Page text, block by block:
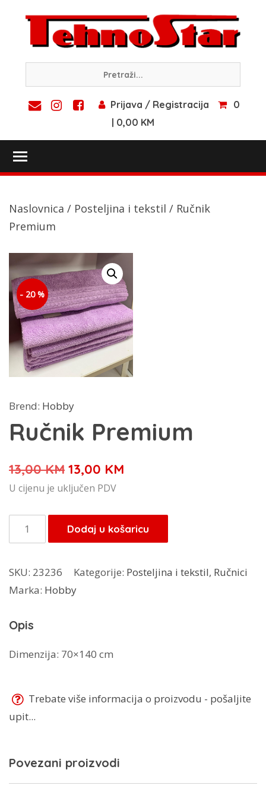
content
Prijava / Registracija
0
| 0,00 KM
Naslovnica / Posteljina i tekstil / Ručnik
Premium
- 20 %
Brend: Hobby
Ručnik Premium
13,00KM Izvorna
cijena
je:
13,00 KM.
13,00 KM
13,00 KM.
U cijenu je uključen PDV
Ručnik
Premium
Dodaj u košaricu
SKU: 23236 Kategorije: Posteljina i tekstil, Ručnici
Marka: Hobby
Opis
Dimenzija: 70×140 cm
Trebate više informacija o proizvodu - pošaljite
upit...
Povezani proizvodi